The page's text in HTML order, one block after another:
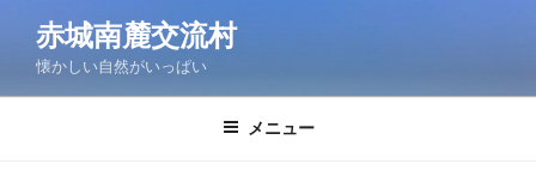
ン
赤城南麓交流村
懐かしい自然がいっぱい
メニュー